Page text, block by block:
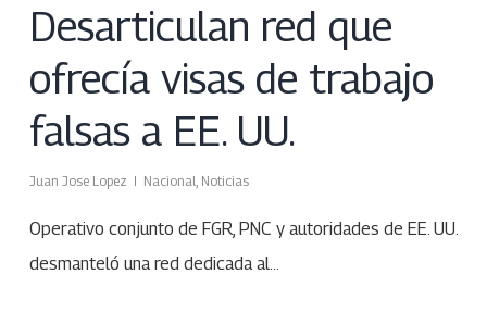
Desarticulan red que
ofrecía visas de trabajo
falsas a EE. UU.
Juan Jose Lopez Nacional, Noticias
Operativo conjunto de FGR, PNC y autoridades de EE. UU.
desmanteló una red dedicada al…